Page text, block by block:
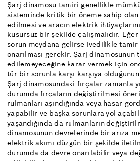
Şarj dinamosu tamiri genellikle
sisteminde kritik bir öneme sahip
edilmesi ve aracın elektrik
kusursuz bir şekilde çalışmalıdır.
sorun meydana gelirse ivedilikle tamir
onarılması gerekir. Şarj dinamosunun
edilemeyeceğine karar vermek için
tür bir sorunla karşı karşıya
Şarj dinamosundaki fırçalar zamanla
durumda fırçaların değiştirilmesi
rulmanları aşındığında veya hasar
yapabilir ve başka sorunlara yol
yaşandığında da rulmanların
dinamosunun devrelerinde bir arıza
elektrik akımı düzgün bir şekilde
durumda da devre onarılabilir veya